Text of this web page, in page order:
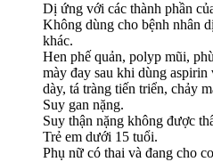
Dị ứng với các thành phần
Không dùng cho bệnh nhân
khác.
Hen phế quản, polyp mũi,
mày đay sau khi dùng
dày, tá tràng tiến triển, chảy
Suy gan nặng.
Suy thận nặng không được
Trẻ em dưới 15 tuổi.
Phụ nữ có thai và đang cho